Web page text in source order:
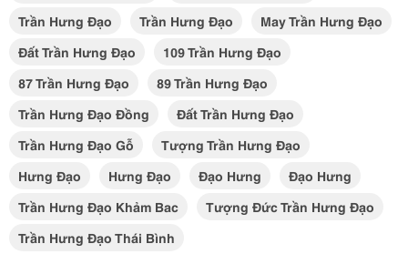
Trần Hưng Đạo
Trần Hưng Đạo
May Trần Hưng Đạo
Đất Trần Hưng Đạo
109 Trần Hưng Đạo
87 Trần Hưng Đạo
89 Trần Hưng Đạo
Trần Hưng Đạo Đồng
Đất Trần Hưng Đạo
Trần Hưng Đạo Gỗ
Tượng Trần Hưng Đạo
Hưng Đạo
Hưng Đạo Đạo Hưng
Đạo Hưng
Trần Hưng Đạo Khảm Bac
Tượng Đức Trần Hưng Đạo
Trần Hưng Đạo Thái Bình